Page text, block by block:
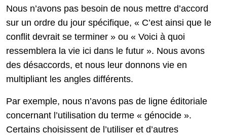
Nous n’avons pas besoin de nous mettre d’accord
sur un ordre du jour spécifique, « C’est ainsi que le
conflit devrait se terminer » ou « Voici à quoi
ressemblera la vie ici dans le futur ». Nous avons
des désaccords, et nous leur donnons vie en
multipliant les angles différents.
Par exemple, nous n’avons pas de ligne éditoriale
concernant l’utilisation du terme « génocide ».
Certains choisissent de l’utiliser et d’autres